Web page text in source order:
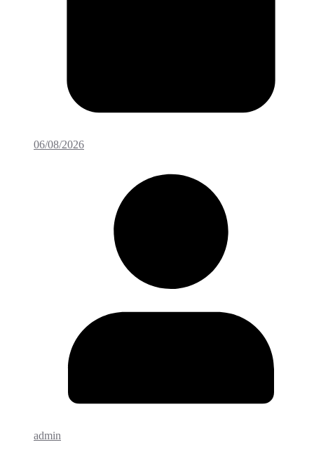
06/08/2026
admin